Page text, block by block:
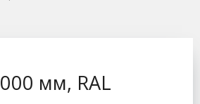
мм, RAL